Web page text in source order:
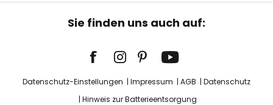
Sie finden uns auch auf:
Datenschutz-Einstellungen Impressum AGB
Datenschutz
Hinweis zur Batterieentsorgung